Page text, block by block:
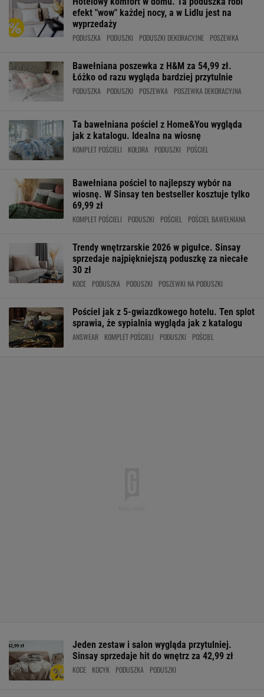
efekt "wow" każdej nocy, a w Lidlu jest na
wyprzedaży
PODUSZKA PODUSZKI PODUSZKI DEKORACYJNE POSZEWKA
Bawełniana poszewka z H&M za 54,99 zł.
Łóżko od razu wygląda bardziej przytulnie
PODUSZKA PODUSZKI POSZEWKA POSZEWKA DEKORACYJNA
Ta bawełniana pościel z Home&You wygląda
jak z katalogu. Idealna na wiosnę
KOMPLET POŚCIELI KOŁDRA PODUSZKI POŚCIEL
Bawełniana pościel to najlepszy wybór na
wiosnę. W Sinsay ten bestseller kosztuje tylko
69,99 zł
KOMPLET POŚCIELI PODUSZKI POŚCIEL POŚCIEL BAWEŁNIANA
Trendy wnętrzarskie 2026 w pigułce. Sinsay
sprzedaje najpiękniejszą poduszkę za niecałe
30 zł
KOCE PODUSZKA PODUSZKI POSZEWKI NA PODUSZKI
Pościel jak z 5-gwiazdkowego hotelu. Ten splot
sprawia, że sypialnia wygląda jak z katalogu
ANSWEAR KOMPLET POŚCIELI PODUSZKI POŚCIEL
Jeden zestaw i salon wygląda przytulniej.
Sinsay sprzedaje hit do wnętrz za 42,99 zł
KOCE KOCYK PODUSZKA PODUSZKI